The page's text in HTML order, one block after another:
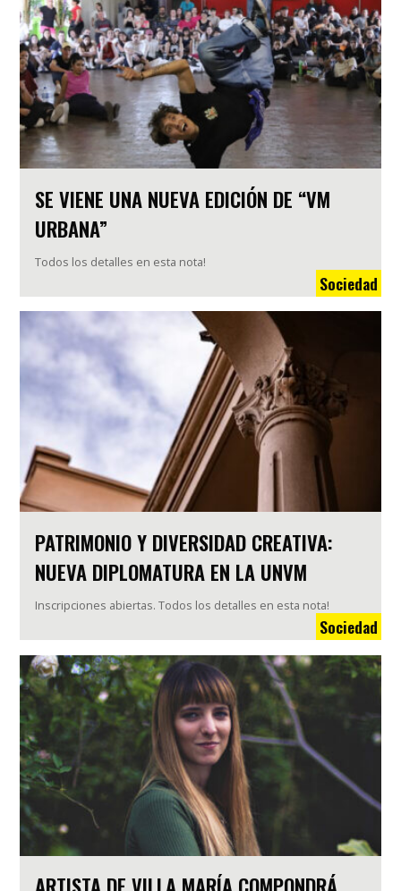
SE VIENE UNA NUEVA EDICIÓN DE “VM
URBANA”
Todos los detalles en esta nota!
Sociedad
PATRIMONIO Y DIVERSIDAD CREATIVA:
NUEVA DIPLOMATURA EN LA UNVM
Inscripciones abiertas. Todos los detalles en esta nota!
Sociedad
ARTISTA DE VILLA MARÍA COMPONDRÁ